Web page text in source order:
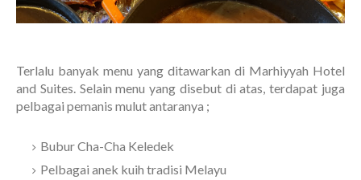
Terlalu banyak menu yang ditawarkan di Marhiyyah Hotel
and Suites. Selain menu yang disebut di atas, terdapat juga
pelbagai pemanis mulut antaranya ;
Bubur Cha-Cha Keledek
Pelbagai anek kuih tradisi Melayu